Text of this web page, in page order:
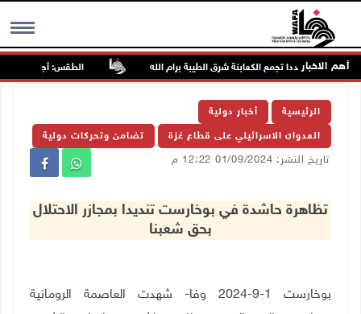
MENU أهم الاخبار
مجددا تجمع الكعابنة شرق الطيبة برام الله الطقس: أجواء صافية
الرئيسية أخبار دولية
العدوان الاسرائيلي على قطاع غزة تضامن وتحركات دولية
تاريخ النشر: 01/09/2024 12:22 م
تظاهرة حاشدة في بوخارست تنديدا بمجازر الاحتلال
بحق شعبنا
بوخارست 1-9-2024 وفا- شهدت العاصمة الرومانية